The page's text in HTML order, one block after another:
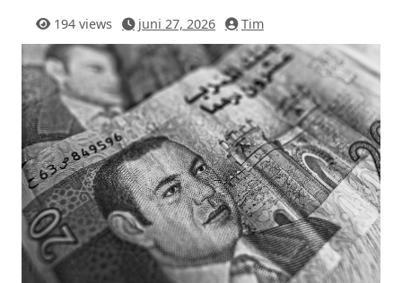
194 views juni 27, 2026 Tim